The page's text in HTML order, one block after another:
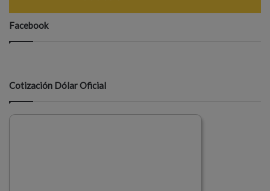
Facebook
Cotización Dólar Oficial